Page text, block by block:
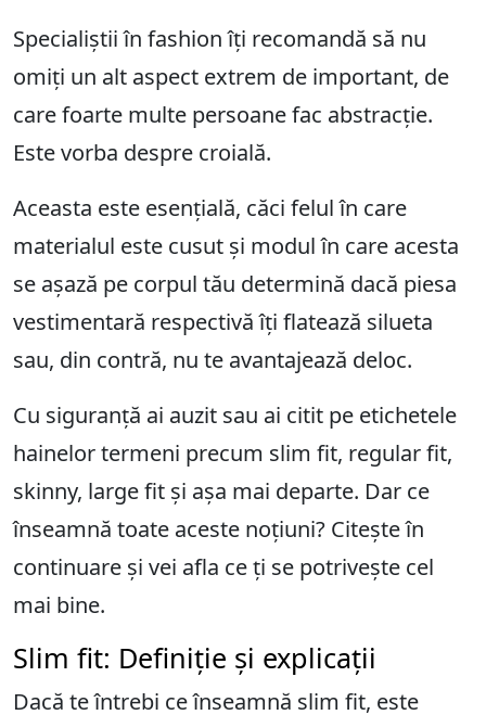
Specialiștii în fashion îți recomandă să nu
omiți un alt aspect extrem de important, de
care foarte multe persoane fac abstracție.
Este vorba despre croială.
Aceasta este esențială, căci felul în care
materialul este cusut și modul în care acesta
se așază pe corpul tău determină dacă piesa
vestimentară respectivă îți flatează silueta
sau, din contră, nu te avantajează deloc.
Cu siguranță ai auzit sau ai citit pe etichetele
hainelor termeni precum slim fit, regular fit,
skinny, large fit și așa mai departe. Dar ce
înseamnă toate aceste noțiuni? Citește în
continuare și vei afla ce ți se potrivește cel
mai bine.
Slim fit: Definiție și explicații
Dacă te întrebi ce înseamnă slim fit, este